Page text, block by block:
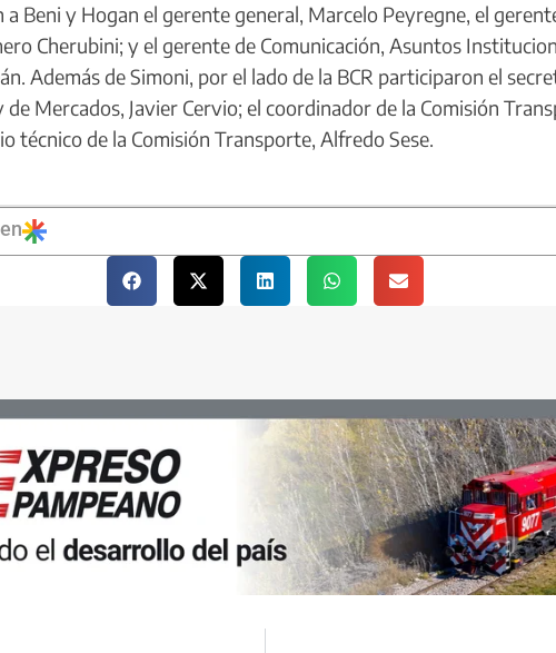
a Beni y Hogan el gerente general, Marcelo Peyregne, el
Cherubini; y el gerente de Comunicación, Asuntos
Además de Simoni, por el lado de la BCR participaron el
Mercados, Javier Cervio; el coordinador de la Comisión
técnico de la Comisión Transporte, Alfredo Sese.